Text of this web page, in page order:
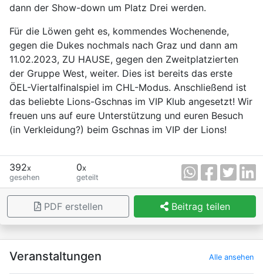
dann der Show-down um Platz Drei werden.
Für die Löwen geht es, kommendes Wochenende,
gegen die Dukes nochmals nach Graz und dann am
11.02.2023, ZU HAUSE, gegen den Zweitplatzierten
der Gruppe West, weiter. Dies ist bereits das erste
ÖEL-Viertalfinalspiel im CHL-Modus. Anschließend ist
das beliebte Lions-Gschnas im VIP Klub angesetzt! Wir
freuen uns auf eure Unterstützung und euren Besuch
(in Verkleidung?) beim Gschnas im VIP der Lions!
392x
gesehen
0x
geteilt
PDF erstellen Beitrag teilen
×
Veranstaltungen Alle ansehen